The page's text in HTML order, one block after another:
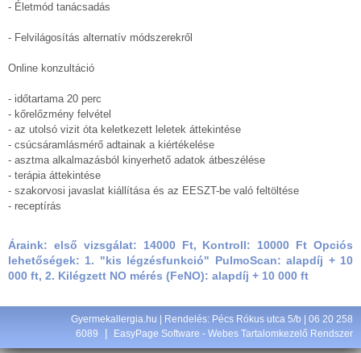
- Életmód tanácsadás
- Felvilágosítás alternatív módszerekről
Online konzultáció
- időtartama 20 perc
- kőrelőzmény felvétel
- az utolsó vizit óta keletkezett leletek áttekintése
- csúcsáramlásmérő adtainak a kiértékelése
- asztma alkalmazásból kinyerhető adatok átbeszélése
- terápia áttekintése
- szakorvosi javaslat kiállítása és az EESZT-be való feltöltése
- receptírás
Áraink: első vizsgálat: 14000 Ft, Kontroll: 10000 Ft Opciós
lehetőségek: 1. "kis légzésfunkció" PulmoScan: alapdíj + 10
000 ft, 2. Kilégzett NO mérés (FeNO): alapdíj + 10 000 ft
Gyermekallergia.hu | Rendelés: Pécs Rókus utca 5/b | 06 20 258
6089
EasyPage Software - Webes Tartalomkezelő Rendszer